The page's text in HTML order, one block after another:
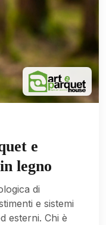
e
legno
di
e sistemi
esterni. Chi è